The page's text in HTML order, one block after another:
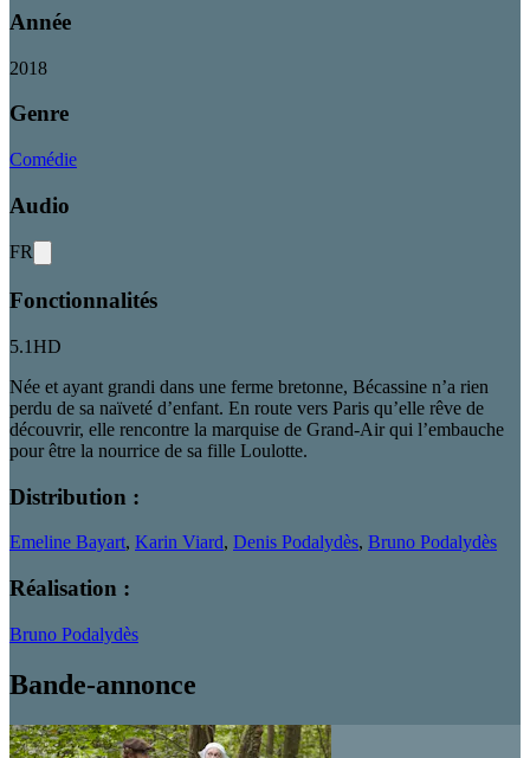
Année
2018
Genre
Comédie
Audio
FR
Fonctionnalités
5.1HD
Née et ayant grandi dans une ferme bretonne, Bécassine n’a rien
perdu de sa naïveté d’enfant. En route vers Paris qu’elle rêve de
découvrir, elle rencontre la marquise de Grand-Air qui l’embauche
pour être la nourrice de sa fille Loulotte.
Distribution :
Emeline Bayart, Karin Viard, Denis Podalydès, Bruno Podalydès
Réalisation :
Bruno Podalydès
Bande-annonce